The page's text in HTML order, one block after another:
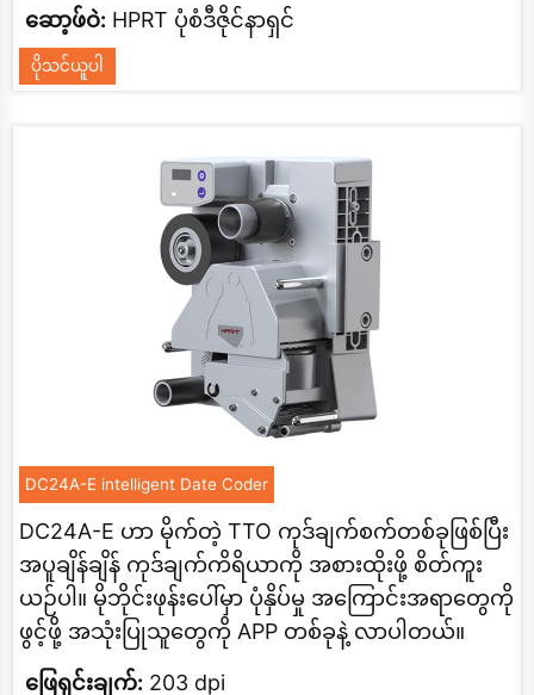
ဆော့ဖ်ဝဲ: HPRT ပုံစံဒီဇိုင်နာရှင်
ပိုသင်ယူပါ
DC24A-E intelligent Date Coder
DC24A-E ဟာ မိုက်တဲ့ TTO ကုဒ်ချက်စက်တစ်ခုဖြစ်ပြီး
အပူချိန်ချိန် ကုဒ်ချက်ကိရိယာကို အစားထိုးဖို့ စိတ်ကူး
ယဉ်ပါ။ မိုဘိုင်းဖုန်းပေါ်မှာ ပုံနှိပ်မှု အကြောင်းအရာတွေကို
ဖွင့်ဖို့ အသုံးပြုသူတွေကို APP တစ်ခုနဲ့ လာပါတယ်။
ဖြေရှင်းချက်: 203 dpi